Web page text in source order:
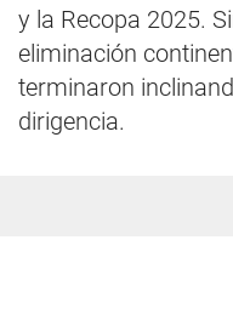
y la Recopa 2025.
eliminación
terminaron
dirigencia.